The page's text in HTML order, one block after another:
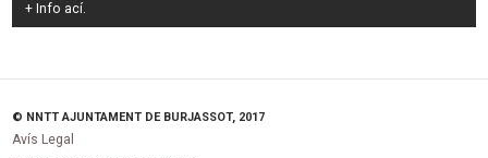
+ Info ací.
© NNTT AJUNTAMENT DE BURJASSOT, 2017
Avís Legal